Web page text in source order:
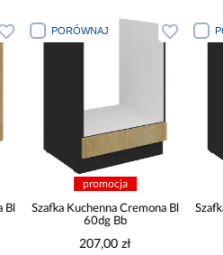
PORÓWNAJ
promocja
Kuchenna Cremona Bl
60dg Bb
207,00 zł
Szafka